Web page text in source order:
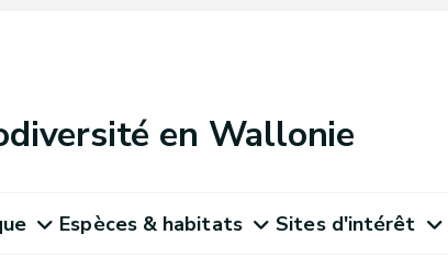
en Wallonie
Espèces & habitats Sites d'intérêt